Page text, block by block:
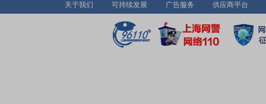
关于我们 可持续发展 广告服务 供应商平台